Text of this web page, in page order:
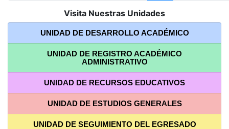
Visita Nuestras Unidades
UNIDAD DE DESARROLLO ACADÉMICO
UNIDAD DE REGISTRO ACADÉMICO
ADMINISTRATIVO
UNIDAD DE RECURSOS EDUCATIVOS
UNIDAD DE ESTUDIOS GENERALES
UNIDAD DE SEGUIMIENTO DEL EGRESADO